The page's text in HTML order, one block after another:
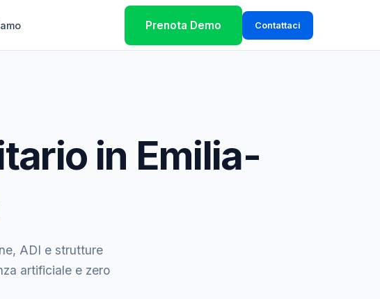
Prenota Demo Contattaci
in Emilia-
ADI e strutture
artificiale e zero